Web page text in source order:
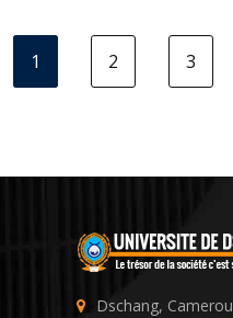
1 2 3
Dschang,